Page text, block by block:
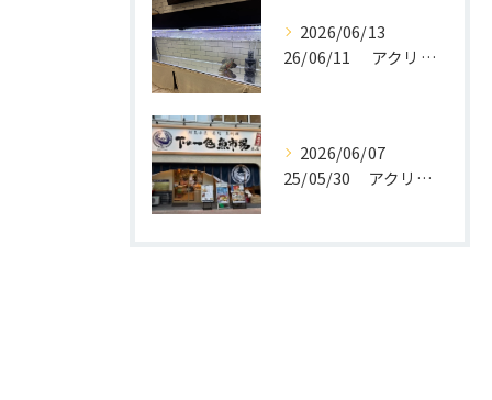
2026/06/13
26/06/11 アクリル水槽設置写真。
2026/06/07
25/05/30 アクリル活魚水槽 移設作業を行いました。